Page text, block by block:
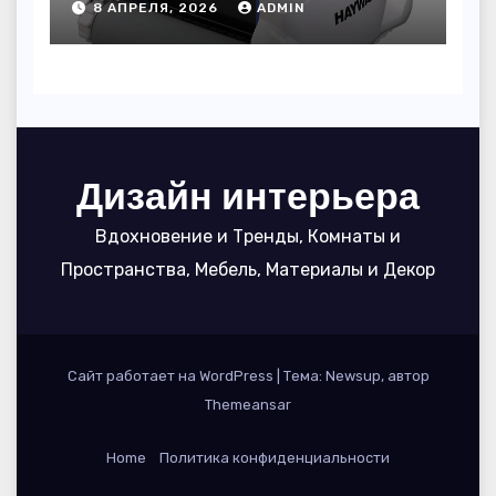
вода блестела, а
устройство служило 7
8 АПРЕЛЯ, 2026 ADMIN
Дизайн интерьера
Вдохновение и Тренды, Комнаты и
Пространства, Мебель, Материалы и Декор
Сайт работает на WordPress
Тема: Newsup, автор
Themeansar
Home Политика конфиденциальности